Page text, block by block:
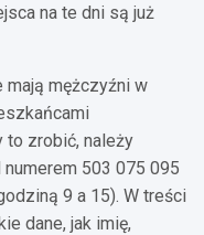
na te dni są już
mają mężczyźni w
zrobić, należy
503 075 095
9 a 15). W treści
dane, jak imię,